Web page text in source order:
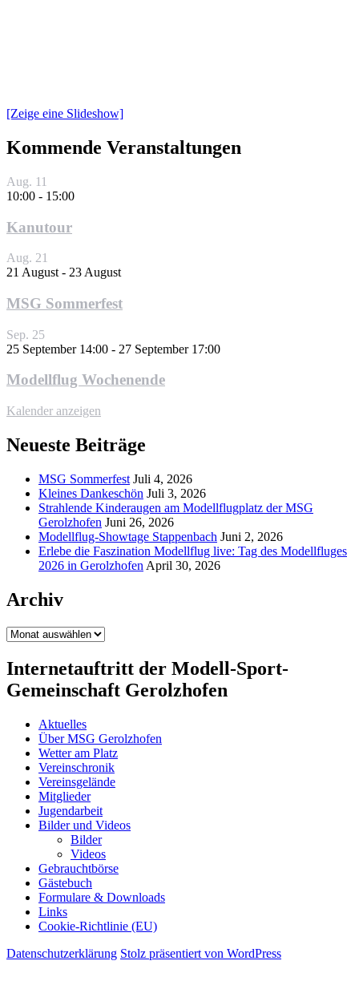
[Zeige eine Slideshow]
Kommende Veranstaltungen
Aug. 11
10:00 - 15:00
Kanutour
Aug. 21
21 August - 23 August
MSG Sommerfest
Sep. 25
25 September 14:00 - 27 September 17:00
Modellflug Wochenende
Kalender anzeigen
Neueste Beiträge
MSG Sommerfest Juli 4, 2026
Kleines Dankeschön Juli 3, 2026
Strahlende Kinderaugen am Modellflugplatz der MSG
Gerolzhofen Juni 26, 2026
Modellflug-Showtage Stappenbach Juni 2, 2026
Erlebe die Faszination Modellflug live: Tag des Modellfluges
2026 in Gerolzhofen April 30, 2026
Archiv
Archiv
Internetauftritt der Modell-Sport-
Gemeinschaft Gerolzhofen
Aktuelles
Über MSG Gerolzhofen
Wetter am Platz
Vereinschronik
Vereinsgelände
Mitglieder
Jugendarbeit
Bilder und Videos
Bilder
Videos
Gebrauchtbörse
Gästebuch
Formulare & Downloads
Links
Cookie-Richtlinie (EU)
Datenschutzerklärung Stolz präsentiert von WordPress